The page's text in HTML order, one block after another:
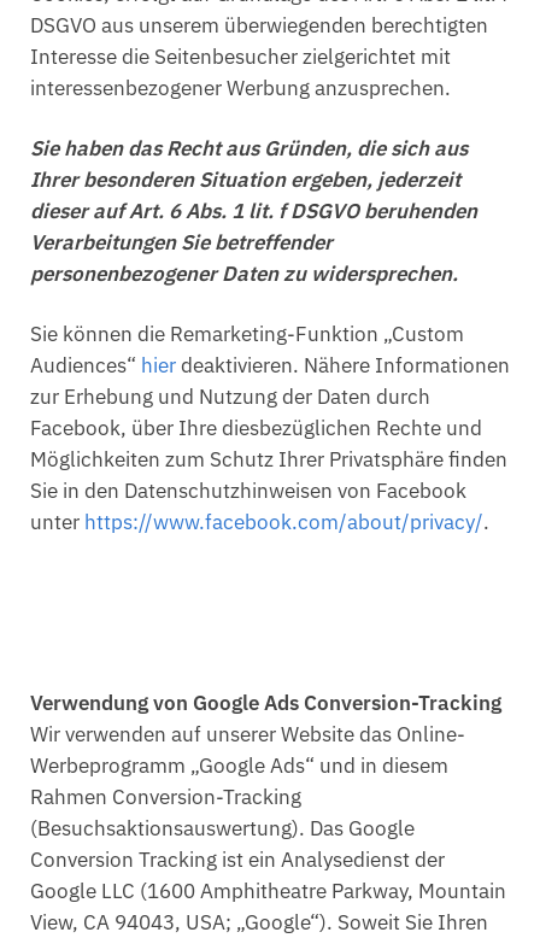
DSGVO aus unserem überwiegenden berechtigten
Interesse die Seitenbesucher zielgerichtet mit
interessenbezogener Werbung anzusprechen.
Sie haben das Recht aus Gründen, die sich aus
Ihrer besonderen Situation ergeben, jederzeit
dieser auf Art. 6 Abs. 1 lit. f DSGVO beruhenden
Verarbeitungen Sie betreffender
personenbezogener Daten zu widersprechen.
Sie können die Remarketing-Funktion „Custom
Audiences“ hierdeaktivieren. Nähere Informationen
zur Erhebung und Nutzung der Daten durch
Facebook, über Ihre diesbezüglichen Rechte und
Möglichkeiten zum Schutz Ihrer Privatsphäre finden
Sie in den Datenschutzhinweisen von Facebook
unter https://www.facebook.com/about/privacy/.
Verwendung von Google Ads Conversion-Tracking
Wir verwenden auf unserer Website das Online-
Werbeprogramm „Google Ads“ und in diesem
Rahmen Conversion-Tracking
(Besuchsaktionsauswertung). Das Google
Conversion Tracking ist ein Analysedienst der
Google LLC (1600 Amphitheatre Parkway, Mountain
View, CA 94043, USA; „Google“). Soweit Sie Ihren